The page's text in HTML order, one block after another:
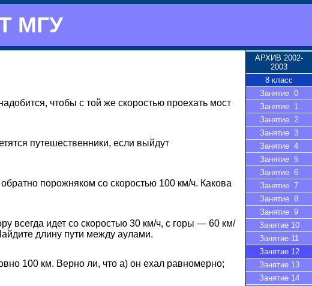
МГУ
чтобы с той же скоростью проехать мост
путешественники, если выйдут
порожняком со скоростью 100 км/ч. Какова
всегда идет со скоростью 30 км/ч, с горы — 60 км/
длину пути между аулами.
100 км. Верно ли, что а) он ехал равномерно;
АРХИВ 2002-
2003
8 класс
Занятие 0
Занятие 1
Занятие 2
Занятие 3
Занятие 4
Занятие 5
Занятие 6
Занятие 7
Занятие 8
Занятие 9
Занятие 10
Занятие 11
Занятие 12
Занятие 13
Занятие 14